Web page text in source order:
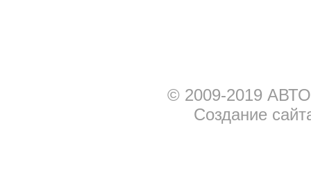
© 2009-2019
Создание